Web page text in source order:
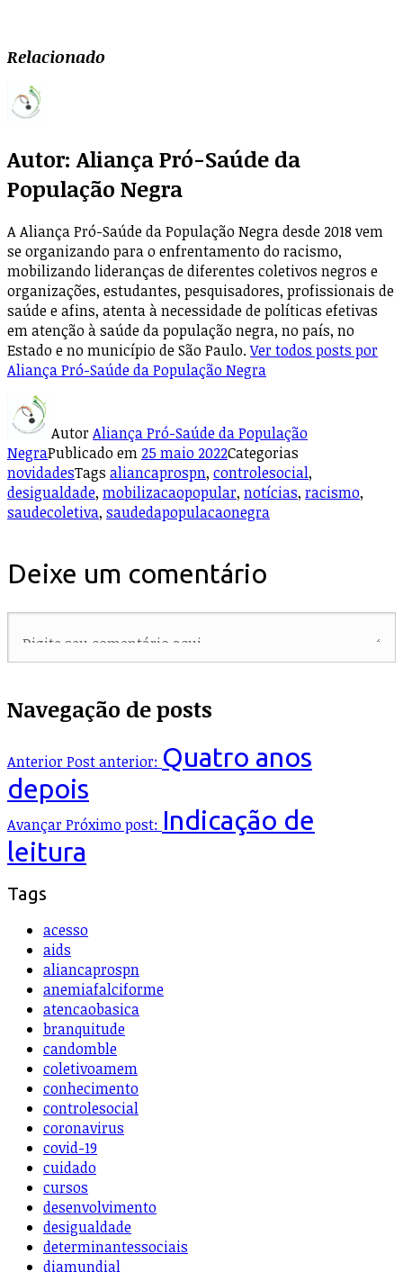
Relacionado
Autor: Aliança Pró-Saúde da
População Negra
A Aliança Pró-Saúde da População Negra desde 2018 vem
se organizando para o enfrentamento do racismo,
mobilizando lideranças de diferentes coletivos negros e
organizações, estudantes, pesquisadores, profissionais de
saúde e afins, atenta à necessidade de políticas efetivas
em atenção à saúde da população negra, no país, no
Estado e no município de São Paulo.Ver todos posts por
Aliança Pró-Saúde da População Negra
AutorAliança Pró-Saúde da População
NegraPublicado em 25 maio 2022Categorias
novidadesTags aliancaprospn, controlesocial,
desigualdade, mobilizacaopopular, notícias, racismo,
saudecoletiva, saudedapopulacaonegra
Deixe um comentário
Navegação de posts
AnteriorPost anterior: Quatro anos
depois
AvançarPróximo post: Indicação de
leitura
Tags
acesso
aids
aliancaprospn
anemiafalciforme
atencaobasica
branquitude
candomble
coletivoamem
conhecimento
controlesocial
coronavirus
covid-19
cuidado
cursos
desenvolvimento
desigualdade
determinantessociais
diamundial